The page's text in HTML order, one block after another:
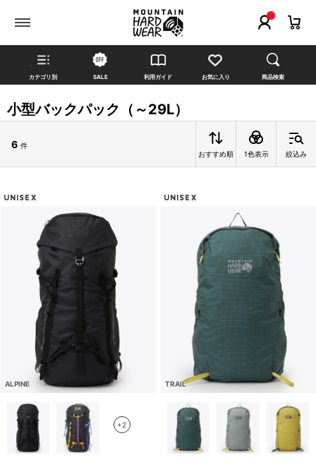
カテゴリ別 SALE 利用ガイド お気に入り 商品検索
小型バックパック（～29L）
6 件
おすすめ順
1色表示 絞込み
UNISEX
ALPINE
+2
UNISEX
TRAIL